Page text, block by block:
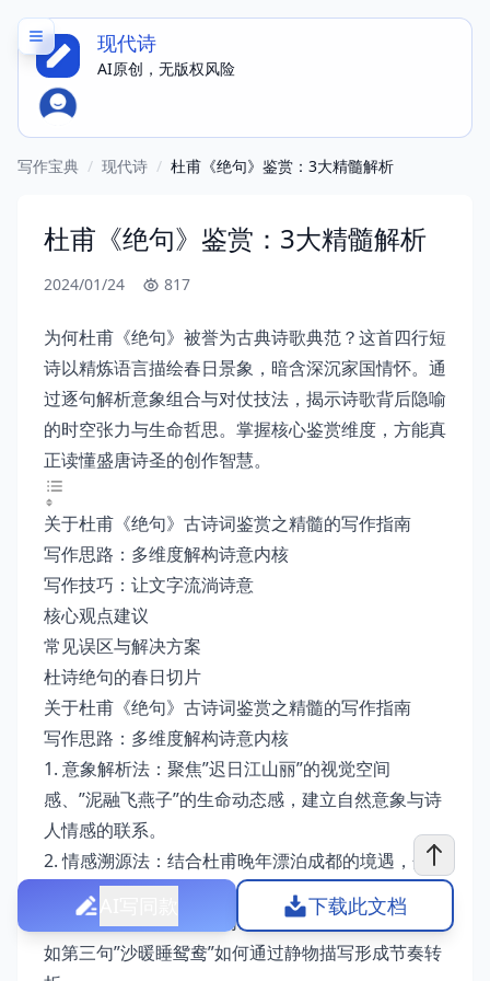
现代诗
AI原创，无版权风险
写作宝典 / 现代诗 / 杜甫《绝句》鉴赏：3大精髓解析
杜甫《绝句》鉴赏：3大精髓解析
2024/01/24 817
为何杜甫《绝句》被誉为古典诗歌典范？这首四行短
诗以精炼语言描绘春日景象，暗含深沉家国情怀。通
过逐句解析意象组合与对仗技法，揭示诗歌背后隐喻
的时空张力与生命哲思。掌握核心鉴赏维度，方能真
正读懂盛唐诗圣的创作智慧。
关于杜甫《绝句》古诗词鉴赏之精髓的写作指南
写作思路：多维度解构诗意内核
写作技巧：让文字流淌诗意
核心观点建议
常见误区与解决方案
杜诗绝句的春日切片
关于杜甫《绝句》古诗词鉴赏之精髓的写作指南
写作思路：多维度解构诗意内核
1. 意象解析法：聚焦”迟日江山丽”的视觉空间
感、”泥融飞燕子”的生命动态感，建立自然意象与诗
人情感的联系。
2. 情感溯源法：结合杜甫晚年漂泊成都的境遇，分
析明快画面下隐含的故园之思与乱世悲悯。
3. 结构解诗法：剖析四句诗”起承转合”的精密布局，
如第三句”沙暖睡鸳鸯”如何通过静物描写形成节奏转
下载此文档